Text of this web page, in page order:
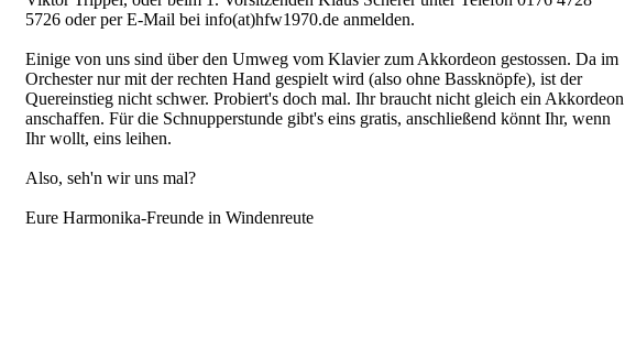
5726 oder per E-Mail bei info(at)hfw1970.de anmelden.
Einige von uns sind über den Umweg vom Klavier zum Akkordeon gestossen. Da im
Orchester nur mit der rechten Hand gespielt wird (also ohne Bassknöpfe), ist der
Quereinstieg nicht schwer. Probiert's doch mal. Ihr braucht nicht gleich ein Akkordeon
anschaffen. Für die Schnupperstunde gibt's eins gratis, anschließend könnt Ihr, wenn
Ihr wollt, eins leihen.
Also, seh'n wir uns mal?
Eure Harmonika-Freunde in Windenreute